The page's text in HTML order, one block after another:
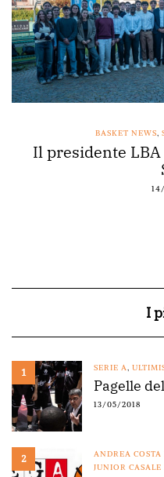
BASKET NEWS,
Il presidente
I
1 SERIE A,
Pagelle
13/05/2018
2 ANDREA
JUNIOR